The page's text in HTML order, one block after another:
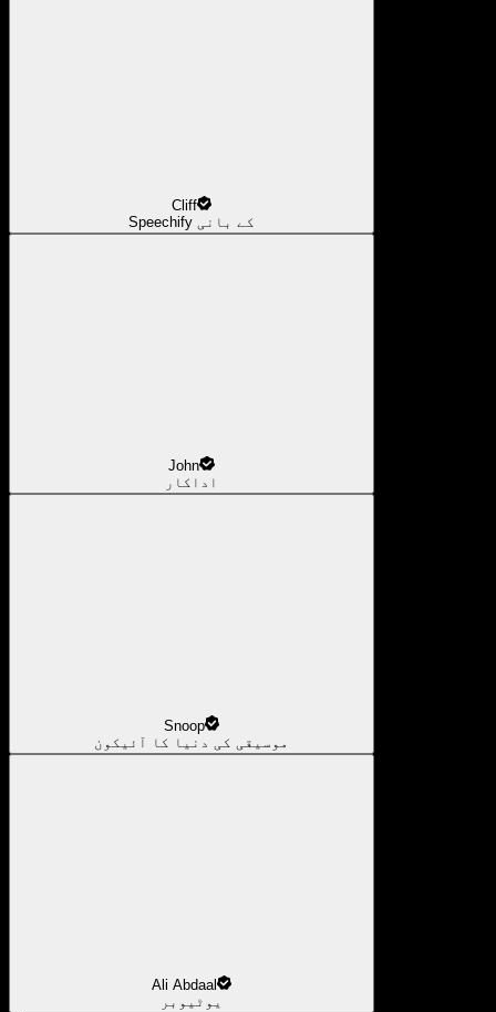
Cliff
Speechify کے بانی
John
اداکار
Snoop
موسیقی کی دنیا کا آئیکون
Ali Abdaal
یوٹیوبر